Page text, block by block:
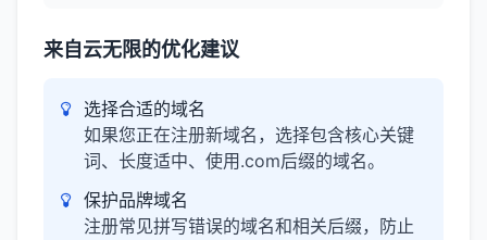
来自云无限的优化建议
选择合适的域名
如果您正在注册新域名，选择包含核心关键
词、长度适中、使用.com后缀的域名。
保护品牌域名
注册常见拼写错误的域名和相关后缀，防止